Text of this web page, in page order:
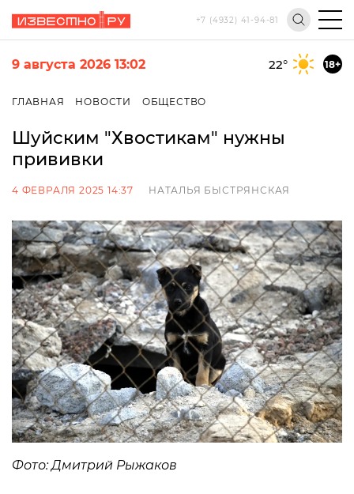
+7 (4932) 41-94-81
9 августа 2026 13:02 22° 18+
ГЛАВНАЯ НОВОСТИ ОБЩЕСТВО
Шуйским "Хвостикам" нужны
прививки
4 ФЕВРАЛЯ 2025 14:37 НАТАЛЬЯ БЫСТРЯНСКАЯ
Фото: Дмитрий Рыжаков